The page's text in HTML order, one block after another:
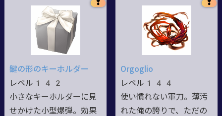
❢
鍵の形のキーホルダー
レベル142
小さなキーホルダーに見
せかけた小型爆弾。効果
❢
Orgoglio
レベル144
使い慣れない軍刀。薄汚
れた俺の誇りで、ただの